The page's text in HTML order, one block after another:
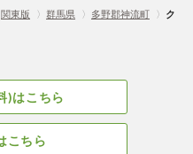
関東版 〉 群馬県 〉 多野郡神流町 〉 ク
)はこちら
こちら